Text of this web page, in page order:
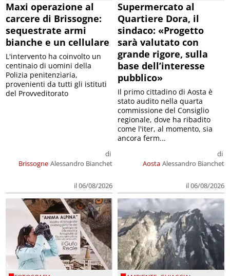
Maxi operazione al
carcere di Brissogne:
sequestrate armi
bianche e un cellulare
Brissogne
di
Alessandro Bianchet
il 06/08/2026
L'intervento ha coinvolto un
centinaio di uomini della
Polizia penitenziaria,
provenienti da tutti gli istituti
del Provveditorato
Supermercato al
Quartiere Dora, il
sindaco: «Progetto
sarà valutato con
grande rigore, sulla
base dell’interesse
pubblico»
Aosta
di
Alessandro Bianchet
il 06/08/2026
Il primo cittadino di Aosta è
stato audito nella quarta
commissione del Consiglio
regionale, dove ha ribadito
come l'iter, al momento, sia
ancora ferm...